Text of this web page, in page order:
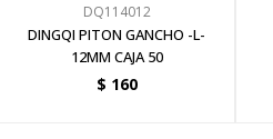
DQ114012
DINGQI PITON GANCHO -L-
12MM CAJA 50
$ 160